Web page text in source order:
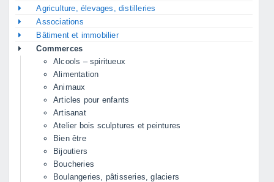
Agriculture, élevages, distilleries
Associations
Bâtiment et immobilier
Commerces
Alcools – spiritueux
Alimentation
Animaux
Articles pour enfants
Artisanat
Atelier bois sculptures et peintures
Bien être
Bijoutiers
Boucheries
Boulangeries, pâtisseries, glaciers